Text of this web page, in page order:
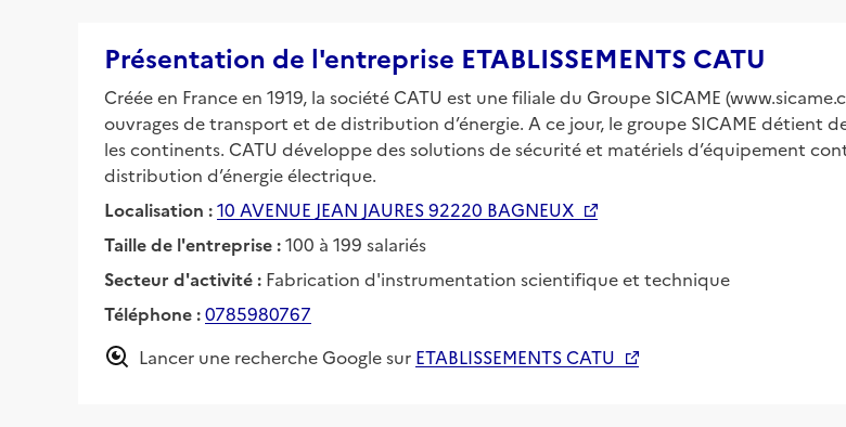
Présentation de l'entreprise ETABLISSEMENTS CATU
Créée en France en 1919, la société CATU est une filiale du Groupe SICAME
ouvrages de transport et de distribution d’énergie. A ce jour, le groupe SICAME détient
les continents. CATU développe des solutions de sécurité et matériels d’équipement
distribution d’énergie électrique.
Localisation :10 AVENUE JEAN JAURES 92220 BAGNEUX
Taille de l'entreprise :100 à 199 salariés
Secteur d'activité : Fabrication d'instrumentation scientifique et technique
Téléphone :0785980767
Lancer une recherche Google sur ETABLISSEMENTS CATU